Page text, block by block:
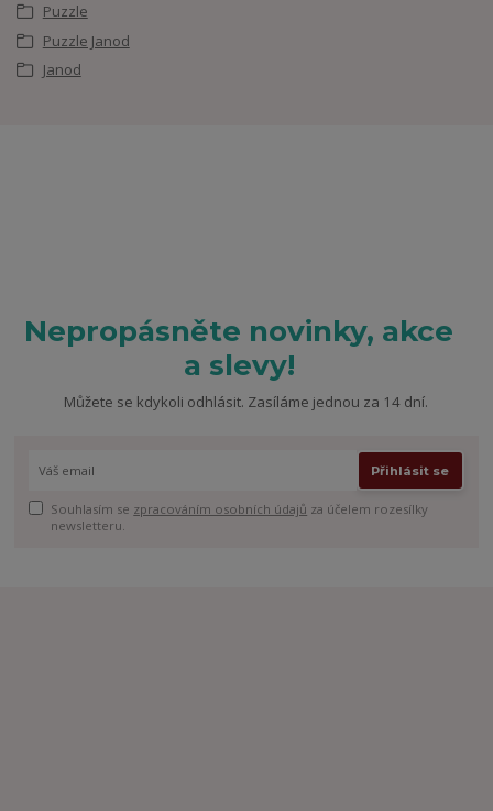
Puzzle
Puzzle Janod
Janod
Nepropásněte novinky, akce
a slevy!
Můžete se kdykoli odhlásit. Zasíláme jednou za 14 dní.
Přihlásit se
Souhlasím se zpracováním osobních údajů za účelem rozesílky
newsletteru.